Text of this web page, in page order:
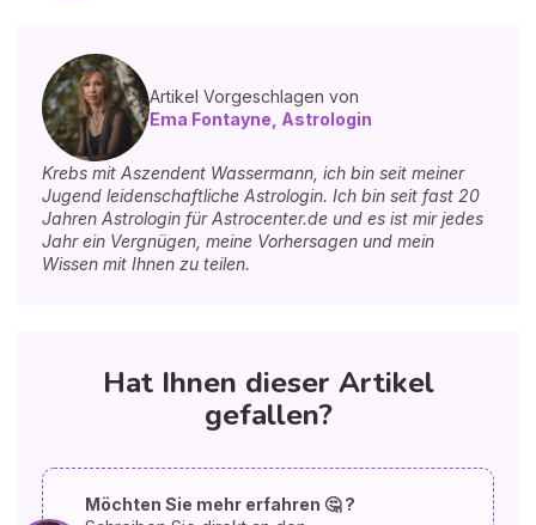
Artikel Vorgeschlagen von
Ema Fontayne, Astrologin
Krebs mit Aszendent Wassermann, ich bin seit meiner
Jugend leidenschaftliche Astrologin. Ich bin seit fast 20
Jahren Astrologin für Astrocenter.de und es ist mir jedes
Jahr ein Vergnügen, meine Vorhersagen und mein
Wissen mit Ihnen zu teilen.
Hat Ihnen dieser Artikel
gefallen?
Möchten Sie mehr erfahren 🤔 ?